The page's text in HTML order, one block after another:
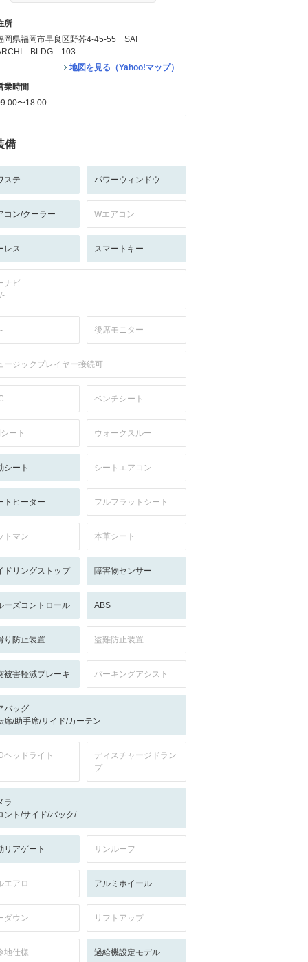
所
岡県福岡市早良区野芥4-45-55 SAI
BLDG 103
地図を見る（Yahoo!マップ）
業時間
〜18:00
備
ステ パワーウィンドウ
コン/クーラー Wエアコン
レス スマートキー
ナビ
後席モニター
ージックプレイヤー接続可
ベンチシート
ート ウォークスルー
シート シートエアコン
トヒーター フルフラットシート
トマン 本革シート
ドリングストップ 障害物センサー
ーズコントロール ABS
り防止装置 盗難防止装置
被害軽減ブレーキ パーキングアシスト
バッグ
席/助手席/サイド/カーテン
ヘッドライト
ディスチャージドラン
プ
ラ
ント/サイド/バック/-
リアゲート サンルーフ
エアロ アルミホイール
ダウン リフトアップ
地仕様 過給機設定モデル